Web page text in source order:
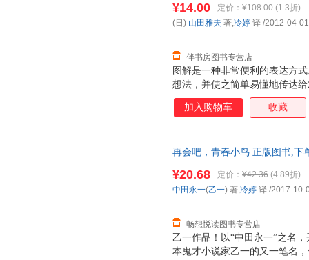
己的思路发展下去。
图解是一种非常便利的表达方
想法，并使之简单易懂地传达
使用图形来帮助分析的话，就
够给我们展现出视觉效果的东
及企划书，可以使对方对于你
己的思路发展下去。
¥14.00 定价： ¥108.00 (1.3折)
伴书房图书专营店
(日) 山田雅夫 著,冷婷 译 /2012-04-01
加入购物车 收藏
再会吧，青春小鸟 正版图书,下
乙一作品！以“中田永一”之名
本鬼才小说家乙一的又一笔名
¥20.68 定价： ¥42.36 (4.89折)
畅想悦读图书专营店
中田永一(乙一) 著,冷婷 译 /2017-10-